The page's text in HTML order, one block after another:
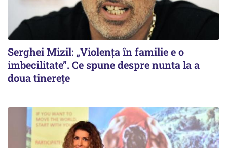
Serghei Mizil: „Violența în familie e o
imbecilitate”. Ce spune despre nunta la a
doua tinerețe